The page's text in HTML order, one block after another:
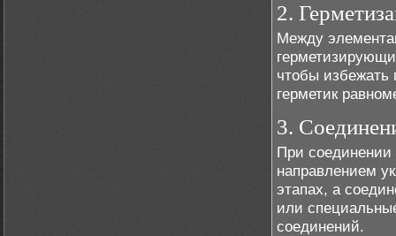
2.
Между
чтобы избежать
герметик
3.
При
направлением
этапах, а
или
соединений.